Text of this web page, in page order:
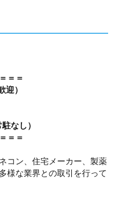
＝＝
迎）
なし）
＝＝
コン、住宅メーカー、製薬
様な業界との取引を行って